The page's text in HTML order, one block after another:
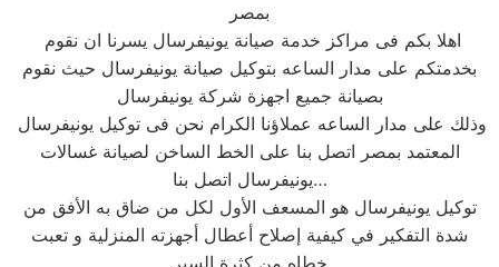
بمصر
بخدمتكم على مدار الساعه بتوكيل صيانة يونيفرسال حيث نقوم
بصيانة جميع اجهزة شركة يونيفرسال
المعتمد بمصر اتصل بنا على الخط الساخن لصيانة غسالات
يونيفرسال اتصل بنا…
توكيل يونيفرسال هو المسعف الأول لكل من ضاق به الأفق من
شدة التفكير في كيفية إصلاح أعطال أجهزته المنزلية و تعبت
خطاه من كثرة السير